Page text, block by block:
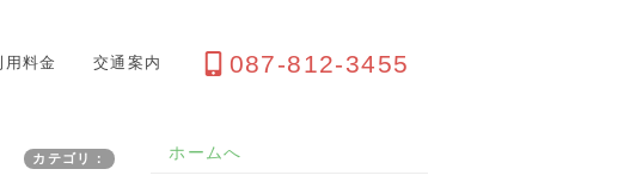
用料金 交通案内 087-812-3455
カテゴリ： ホームへ